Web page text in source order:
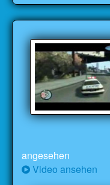
angesehen
Video ansehen